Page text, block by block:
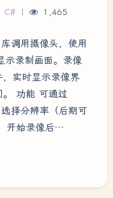
C# | 1,465
调用摄像头，使用
录制画面。录像
实时显示录像界
。 功能 可通过
择分辨率（后期可
开始录像后…